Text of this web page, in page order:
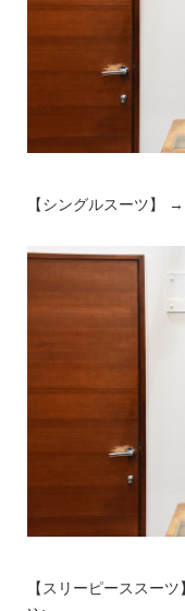
【シングルスーツ】
【スリーピーススー